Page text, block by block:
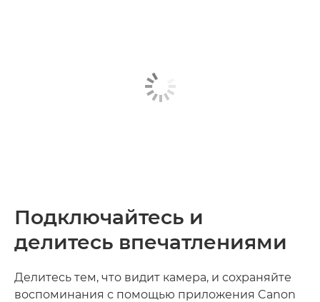
Подключайтесь и
делитесь впечатлениями
Делитесь тем, что видит камера, и сохраняйте
воспоминания с помощью приложения Canon